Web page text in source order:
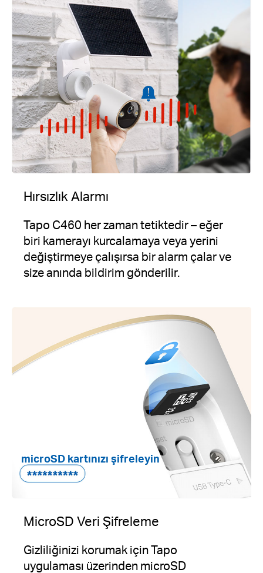
Hırsızlık Alarmı
Tapo C460 her zaman tetiktedir – eğer
biri kamerayı kurcalamaya veya yerini
değiştirmeye çalışırsa bir alarm çalar ve
size anında bildirim gönderilir.
microSD kartınızı şifreleyin
MicroSD Veri Şifreleme
Gizliliğinizi korumak için Tapo
uygulaması üzerinden microSD